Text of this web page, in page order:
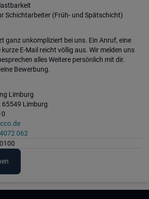
Schichtarbeiter (Früh- und Spätschicht)
ganz unkompliziert bei uns. Ein Anruf, eine
E-Mail reicht völlig aus. Wir melden uns
alles Weitere persönlich mit dir.
Bewerbung.
Limburg
65549 Limburg
062